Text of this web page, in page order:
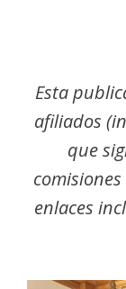
Esta
afiliados
que
enlaces